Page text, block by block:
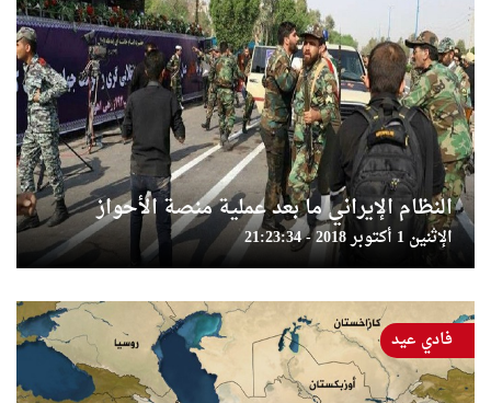
النظام الإيراني ما بعد عملية منصة الأحواز
الإثنين 1 أكتوبر 2018 - 21:23:34
فادي عيد